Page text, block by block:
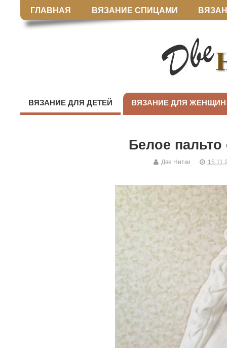
ГЛАВНАЯ ВЯЗАНИЕ СПИЦАМИ
ВЯЗАНИЕ ДЛЯ ДЕТЕЙ ВЯЗАНИЕ ДЛЯ ЖЕНЩИН
Белое
Две Нитки